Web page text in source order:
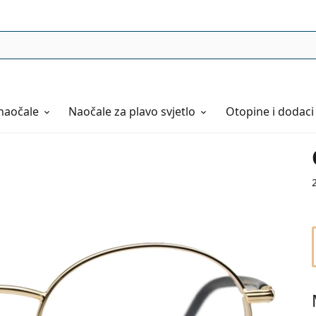
Naočaleza plavo svjetlo Otopine i dodaci